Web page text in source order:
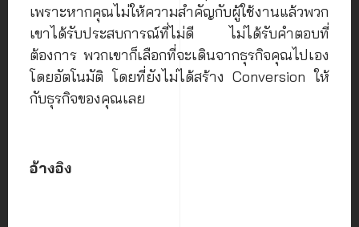
เพราะหากคุณไม่ให้ความสำคัญกับผู้ใช้งานแล้วพวก
เขาได้รับประสบการณ์ที่ไม่ดี ไม่ได้รับคำตอบที่
ต้องการ พวกเขาก็เลือกที่จะเดินจากธุรกิจคุณไปเอง
โดยอัตโนมัติ โดยที่ยังไม่ได้สร้าง Conversion ให้
กับธุรกิจของคุณเลย
อ้างอิง